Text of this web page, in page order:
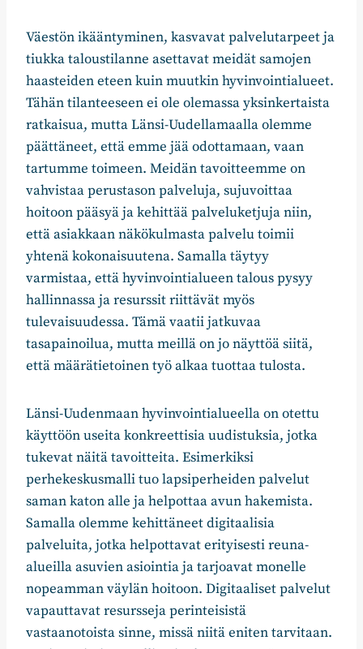
Väestön ikääntyminen, kasvavat palvelutarpeet ja
tiukka taloustilanne asettavat meidät samojen
haasteiden eteen kuin muutkin hyvinvointialueet.
Tähän tilanteeseen ei ole olemassa yksinkertaista
ratkaisua, mutta Länsi-Uudellamaalla olemme
päättäneet, että emme jää odottamaan, vaan
tartumme toimeen. Meidän tavoitteemme on
vahvistaa perustason palveluja, sujuvoittaa
hoitoon pääsyä ja kehittää palveluketjuja niin,
että asiakkaan näkökulmasta palvelu toimii
yhtenä kokonaisuutena. Samalla täytyy
varmistaa, että hyvinvointialueen talous pysyy
hallinnassa ja resurssit riittävät myös
tulevaisuudessa. Tämä vaatii jatkuvaa
tasapainoilua, mutta meillä on jo näyttöä siitä,
että määrätietoinen työ alkaa tuottaa tulosta.
Länsi-Uudenmaan hyvinvointialueella on otettu
käyttöön useita konkreettisia uudistuksia, jotka
tukevat näitä tavoitteita. Esimerkiksi
perhekeskusmalli tuo lapsiperheiden palvelut
saman katon alle ja helpottaa avun hakemista.
Samalla olemme kehittäneet digitaalisia
palveluita, jotka helpottavat erityisesti reuna-
alueilla asuvien asiointia ja tarjoavat monelle
nopeamman väylän hoitoon. Digitaaliset palvelut
vapauttavat resursseja perinteisistä
vastaanotoista sinne, missä niitä eniten tarvitaan.